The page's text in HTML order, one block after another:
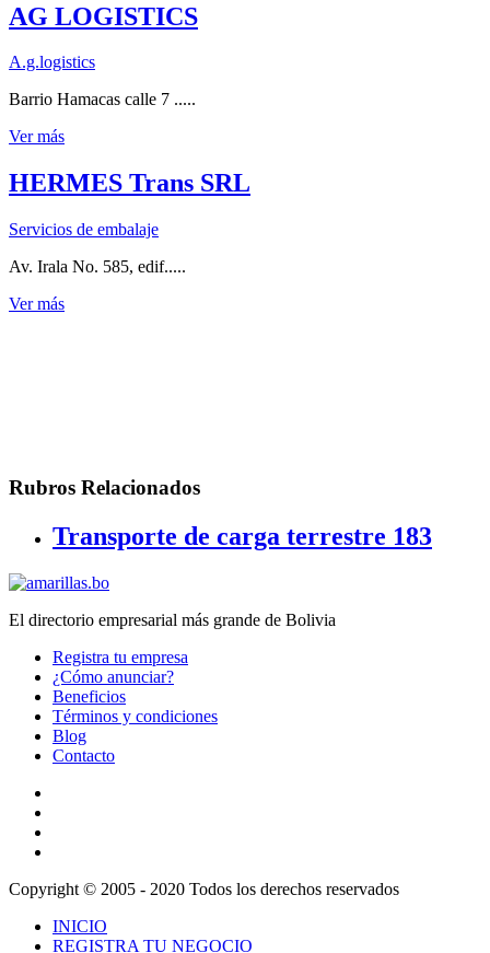
AG LOGISTICS
A.g.logistics
Barrio Hamacas calle 7 .....
Ver más
HERMES Trans SRL
Servicios de embalaje
Av. Irala No. 585, edif.....
Ver más
Rubros Relacionados
Transporte de carga terrestre 183
El directorio empresarial más grande de Bolivia
Registra tu empresa
¿Cómo anunciar?
Beneficios
Términos y condiciones
Blog
Contacto
Copyright © 2005 - 2020 Todos los derechos reservados
INICIO
REGISTRA TU NEGOCIO